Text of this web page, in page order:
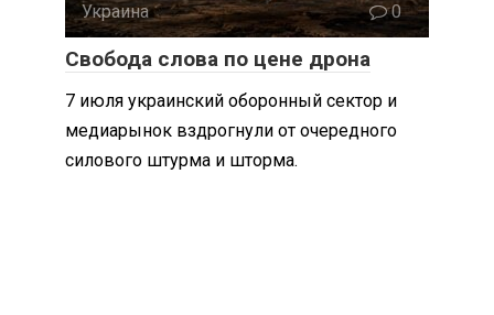
Украина 0
Свобода слова по цене дрона
7 июля украинский оборонный сектор и
медиарынок вздрогнули от очередного
силового штурма и шторма.